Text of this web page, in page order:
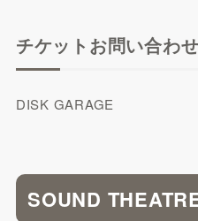
チケットお問い合わせ
DISK GARAGE
SOUND